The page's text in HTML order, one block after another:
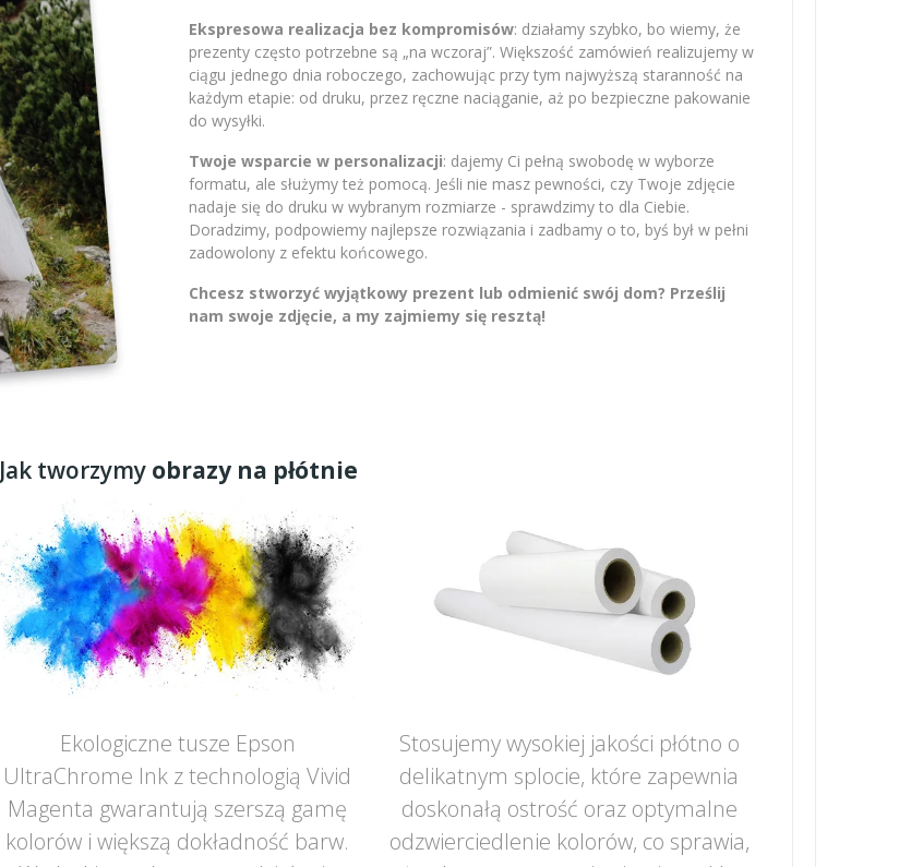
Ekspresowa realizacja bez kompromisów: działamy szybko, bo wiemy, że
prezenty często potrzebne są „na wczoraj”. Większość zamówień realizujemy w
ciągu jednego dnia roboczego, zachowując przy tym najwyższą staranność na
każdym etapie: od druku, przez ręczne naciąganie, aż po bezpieczne pakowanie
do wysyłki.
Twoje wsparcie w personalizacji: dajemy Ci pełną swobodę w wyborze
formatu, ale służymy też pomocą. Jeśli nie masz pewności, czy Twoje zdjęcie
nadaje się do druku w wybranym rozmiarze - sprawdzimy to dla Ciebie.
Doradzimy, podpowiemy najlepsze rozwiązania i zadbamy o to, byś był w pełni
zadowolony z efektu końcowego.
Chcesz stworzyć wyjątkowy prezent lub odmienić swój dom? Prześlij
nam swoje zdjęcie, a my zajmiemy się resztą!
Jak tworzymyobrazy na płótnie
Ekologiczne tusze Epson
UltraChrome Ink z technologią Vivid
Magenta gwarantują szerszą gamę
kolorów i większą dokładność barw.
Stosujemy wysokiej jakości płótno o
delikatnym splocie, które zapewnia
doskonałą ostrość oraz optymalne
odzwierciedlenie kolorów, co sprawia,